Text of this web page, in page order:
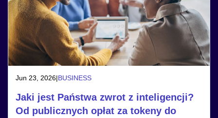
Jun 23, 2026|BUSINESS
Jaki jest Państwa zwrot z inteligencji?
Od publicznych opłat za tokeny do